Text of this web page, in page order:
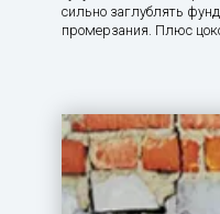
сильно заглублять
промерзания. Плюс